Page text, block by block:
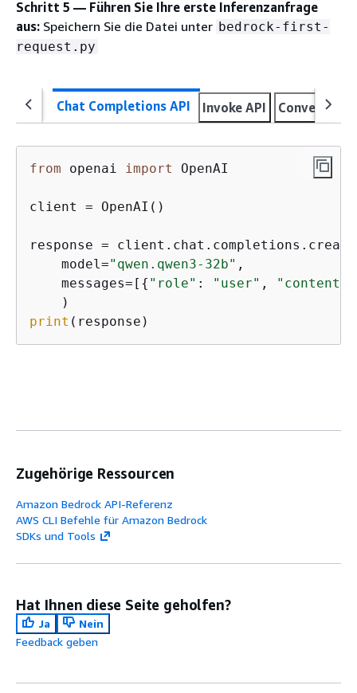
Schritt 5 — Führen Sie Ihre erste Inferenzanfrage
aus: Speichern Sie die Datei unter bedrock-first-
request.py
Chat Completions API Invoke API Converse
from openai import OpenAI
client = OpenAI()
response =
    model=
"qwen.qwen3-32b" ,
    messages=[
{ "role" : "user" , "content"
print (response)
Zugehörige Ressourcen
Amazon Bedrock API-Referenz
AWS CLI Befehle für Amazon Bedrock
SDKs und Tools
Hat Ihnen diese Seite geholfen?
Ja
Nein
Feedback geben